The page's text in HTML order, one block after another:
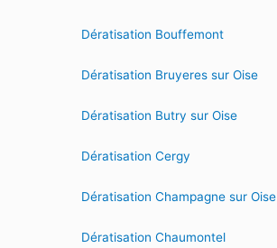
Dératisation Bouffemont
Dératisation Bruyeres sur Oise
Dératisation Butry sur Oise
Dératisation Cergy
Dératisation Champagne sur Oise
Dératisation Chaumontel